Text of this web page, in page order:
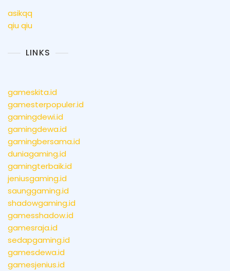
asikqq
qiu qiu
LINKS
gameskita.id
gamesterpopuler.id
gamingdewi.id
gamingdewa.id
gamingbersama.id
duniagaming.id
gamingterbaik.id
jeniusgaming.id
saunggaming.id
shadowgaming.id
gamesshadow.id
gamesraja.id
sedapgaming.id
gamesdewa.id
gamesjenius.id